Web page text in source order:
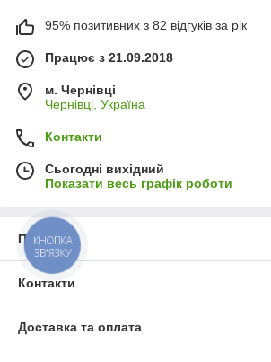
95% позитивних з 82 відгуків за рік
Працює з 21.09.2018
м. Чернівці
Чернівці, Україна
Контакти
Сьогодні вихідний
Показати весь графік роботи
Про нас
Контакти
Доставка та оплата
КНОПКА
ЗВ'ЯЗКУ